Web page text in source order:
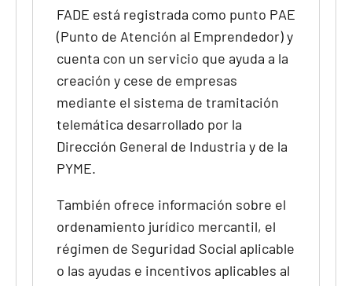
FADE está registrada como punto PAE
(Punto de Atención al Emprendedor) y
cuenta con un servicio que ayuda a la
creación y cese de empresas
mediante el sistema de tramitación
telemática desarrollado por la
Dirección General de Industria y de la
PYME.
También ofrece información sobre el
ordenamiento jurídico mercantil, el
régimen de Seguridad Social aplicable
o las ayudas e incentivos aplicables al